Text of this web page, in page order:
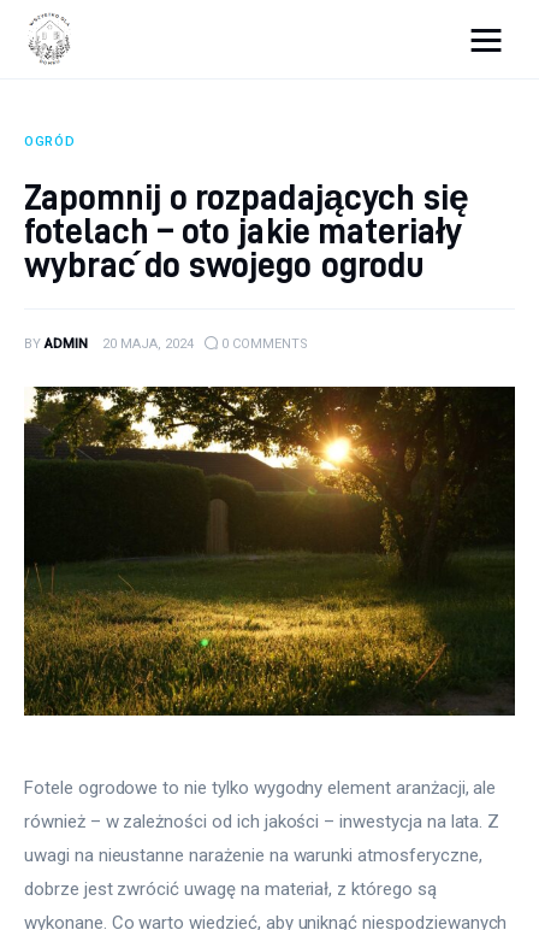
Remont
Porady budowlane
Ogród
OGRÓD
Zapomnij o rozpadających się
fotelach – oto jakie materiały
wybrać do swojego ogrodu
BY ADMIN 20 MAJA, 2024 0 COMMENTS
Fotele ogrodowe to nie tylko wygodny element aranżacji, ale
również – w zależności od ich jakości – inwestycja na lata. Z
uwagi na nieustanne narażenie na warunki atmosferyczne,
dobrze jest zwrócić uwagę na materiał, z którego są
wykonane. Co warto wiedzieć, aby uniknąć niespodziewanych